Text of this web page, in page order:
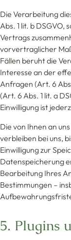
Die Verarbeitung
Abs. 1 lit. b
Vertrags
vorvertraglicher
Fällen beruht die
Interesse an der
Anfragen (Art. 6
(Art. 6 Abs. 1 lit. a
Einwilligung ist
Die von Ihnen an
verbleiben bei uns,
Einwilligung zur
Datenspeicherung
Bearbeitung Ihres
Bestimmungen –
5. Plugins